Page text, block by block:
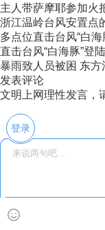
主人带萨摩耶参加火
浙江温岭台风安置点
多点位直击台风“白
直击台风“白海豚”登
暴雨致人员被困 东
发表评论
文明上网理性发言，
登录